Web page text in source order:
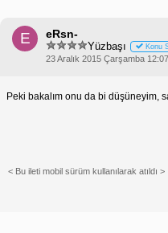
E eRsn-
Yüzbaşı Konu
23 Aralık 2015 Çarşamba
Peki bakalım onu da bi düşüneyim,
< Bu ileti mobil sürüm kullanılarak atıldı >